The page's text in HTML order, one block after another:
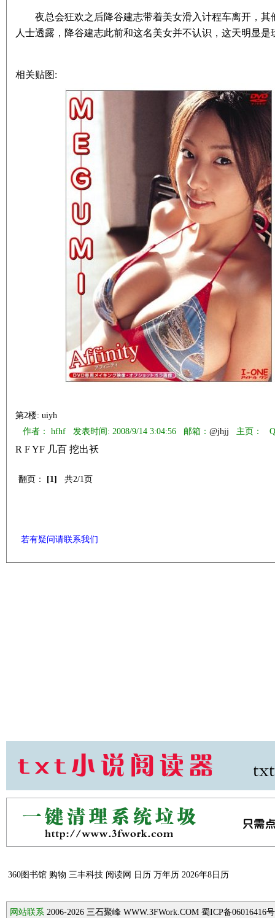
夜总会狂欢之后降谷建志带着美女滑入计程车离开，其
人士透露，降谷建志此前和这名美女并不认识，这天明显是
相关贴图:
第2楼: uiyh
作者： hfhf 发表时间: 2008/9/14 3:04:56 邮箱： @jhjj 主页：
R F YF 几百 挖出袄
翻页： [1] 共2/1页
若有疑问请联系我们
360图书馆 购物 三丰科技 阅读网 日历 万年历 2026年8日历
网站联系 2006-2026 三石聚峰 WWW.3FWork.COM 蜀ICP备06016416号